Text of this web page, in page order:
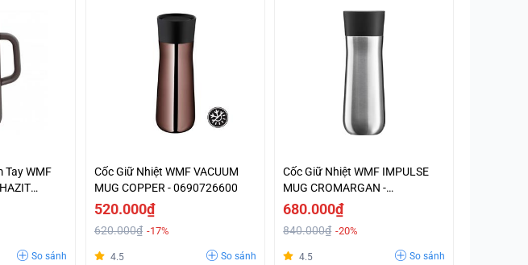
Tay WMF
So sánh
Cốc Giữ Nhiệt WMF VACUUM
MUG COPPER - 0690726600
520.000₫
620.000₫ -17%
4.5 So sánh
Cốc Giữ Nhiệt WMF IMPULSE
MUG CROMARGAN -
0690926040
680.000₫
840.000₫ -20%
4.5 So sánh